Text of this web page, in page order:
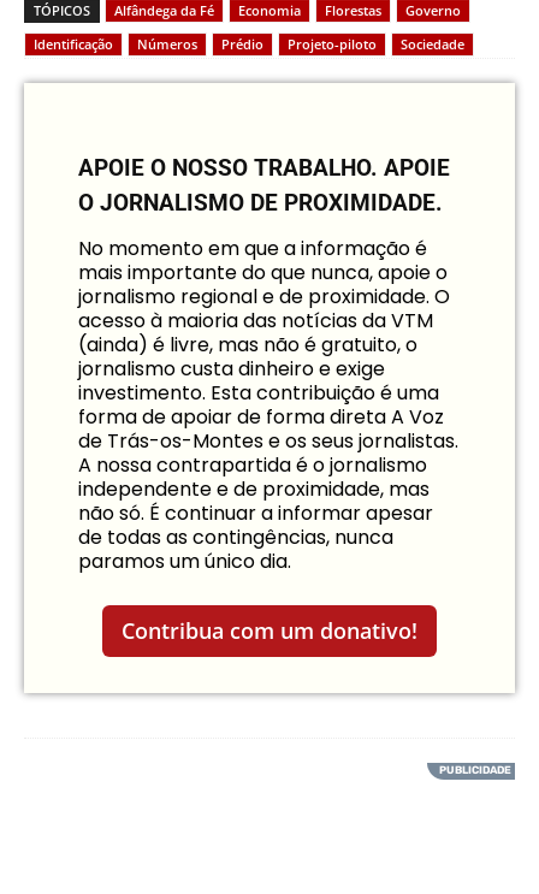
TÓPICOS Alfândega da Fé Economia Florestas
Governo
Identificação
Números Prédio Projeto-piloto Sociedade
APOIE O NOSSO TRABALHO. APOIE
O JORNALISMO DE PROXIMIDADE.
No momento em que a informação é
mais importante do que nunca, apoie o
jornalismo regional e de proximidade. O
acesso à maioria das notícias da VTM
(ainda) é livre, mas não é gratuito, o
jornalismo custa dinheiro e exige
investimento. Esta contribuição é uma
forma de apoiar de forma direta A Voz
de Trás-os-Montes e os seus jornalistas.
A nossa contrapartida é o jornalismo
independente e de proximidade, mas
não só. É continuar a informar apesar
de todas as contingências, nunca
paramos um único dia.
Contribua com um donativo!